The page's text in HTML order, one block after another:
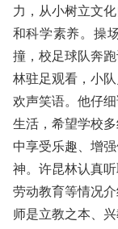
力，从小树立文
和科学素养。操
撞，校足球队奔
林驻足观看，小
欢声笑语。他仔
生活，希望学校
中享受乐趣、增
神。许昆林认真
劳动教育等情况
师是立教之本、